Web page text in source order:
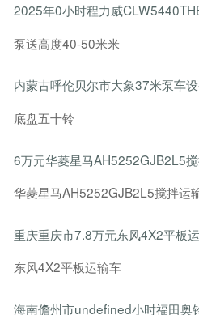
2025年0小时程力威
泵送高度40-50米米
内蒙古呼伦贝尔市大象37米泵车
底盘五十铃
6万元华菱星马AH5252GJB2L5
华菱星马AH5252GJB2L5搅拌运
重庆重庆市7.8万元东风4X2平板
东风4X2平板运输车
海南儋州市undefined小时福田奥